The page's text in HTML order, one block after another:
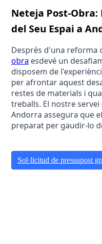
Neteja Post-Obra:
del Seu Espai a
Després d'una reforma
obra esdevé un
disposem de
per afrontar aquest
restes de materials i
treballs. El nostre
Andorra assegura que
preparat per gaudir-lo
Sol·licitud de pressupost